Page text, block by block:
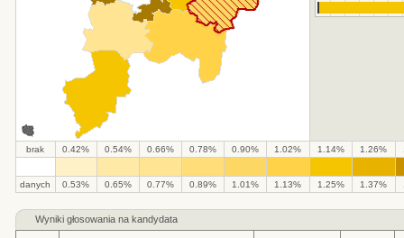
brak 0.42% 0.54% 0.66% 0.78% 0.90% 1.02% 1.14% 1.26%
danych 0.53% 0.65% 0.77% 0.89% 1.01% 1.13% 1.25% 1.37%
Wyniki głosowania na kandydata